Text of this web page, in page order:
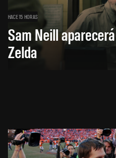
HACE 15 HORAS
Sam Neill
Zelda